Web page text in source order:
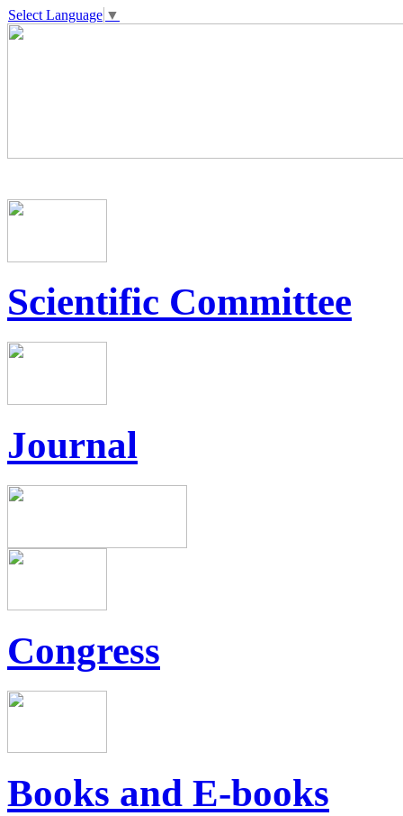
Select Language ▼
Scientific Committee
Journal
Congress
Books and E-books